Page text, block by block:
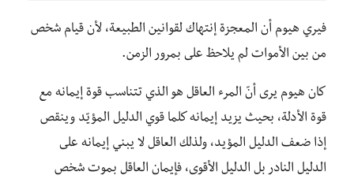
فيري هيوم أن المعجزة إنتهاك لقوانين الطبيعة، لأن قيام شخص
من بين الأموات لم يلاحظ على بمرور الزمن.
كان هيوم يرى أنّ المرء العاقل هو الذي تتناسب قوة إيمانه مع
قوة الأدلة، بحيث يزيد إيمانه كلما قوي الدليل المؤيّد وينقص
إذا ضعف الدليل المؤيد، ولذلك العاقل لا يبني إيمانه على
الدليل النادر بل الدليل الأقوى، فإيمان العاقل بموت شخص